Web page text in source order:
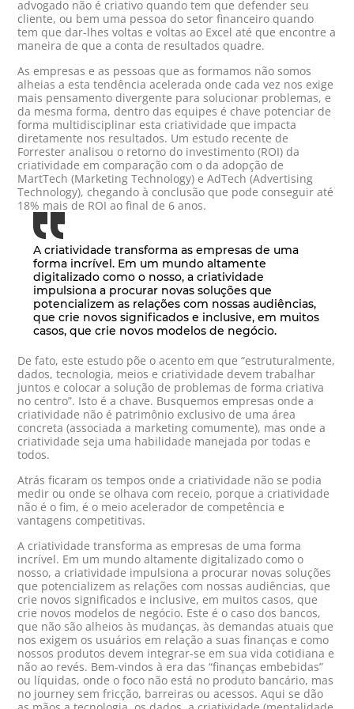
advogado não é criativo quando tem que defender seu
cliente, ou bem uma pessoa do setor financeiro quando
tem que dar-lhes voltas e voltas ao Excel até que encontre a
maneira de que a conta de resultados quadre.
As empresas e as pessoas que as formamos não somos
alheias a esta tendência acelerada onde cada vez nos exige
mais pensamento divergente para solucionar problemas, e
da mesma forma, dentro das equipes é chave potenciar de
forma multidisciplinar esta criatividade que impacta
diretamente nos resultados. Um estudo recente de
Forrester analisou o retorno do investimento (ROI) da
criatividade em comparação com o da adopção de
MartTech (Marketing Technology) e AdTech (Advertising
Technology), chegando à conclusão que pode conseguir até
18% mais de ROI ao final de 6 anos.
A criatividade transforma as empresas de uma
forma incrível. Em um mundo altamente
digitalizado como o nosso, a criatividade
impulsiona a procurar novas soluções que
potencializem as relações com nossas audiências,
que crie novos significados e inclusive, em muitos
casos, que crie novos modelos de negócio.
De fato, este estudo põe o acento em que “estruturalmente,
dados, tecnologia, meios e criatividade devem trabalhar
juntos e colocar a solução de problemas de forma criativa
no centro”. Isto é a chave. Busquemos empresas onde a
criatividade não é patrimônio exclusivo de uma área
concreta (associada a marketing comumente), mas onde a
criatividade seja uma habilidade manejada por todas e
todos.
Atrás ficaram os tempos onde a criatividade não se podia
medir ou onde se olhava com receio, porque a criatividade
não é o fim, é o meio acelerador de competência e
vantagens competitivas.
A criatividade transforma as empresas de uma forma
incrível. Em um mundo altamente digitalizado como o
nosso, a criatividade impulsiona a procurar novas soluções
que potencializem as relações com nossas audiências, que
crie novos significados e inclusive, em muitos casos, que
crie novos modelos de negócio. Este é o caso dos bancos,
que não são alheios às mudanças, às demandas atuais que
nos exigem os usuários em relação a suas finanças e como
nossos produtos devem integrar-se em sua vida cotidiana e
não ao revés. Bem-vindos à era das “finanças embebidas”
ou líquidas, onde o foco não está no produto bancário, mas
no journey sem fricção, barreiras ou acessos. Aqui se dão